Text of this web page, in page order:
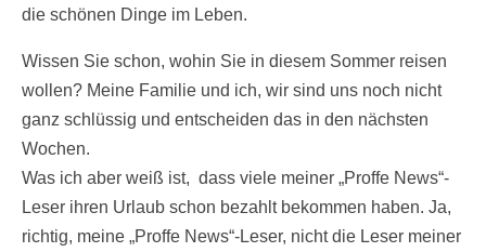
die schönen Dinge im Leben.
Wissen Sie schon, wohin Sie in diesem Sommer reisen
wollen? Meine Familie und ich, wir sind uns noch nicht
ganz schlüssig und entscheiden das in den nächsten
Wochen.
Was ich aber weiß ist, dass viele meiner „Proffe News“-
Leser ihren Urlaub schon bezahlt bekommen haben. Ja,
richtig, meine „Proffe News“-Leser, nicht die Leser meiner